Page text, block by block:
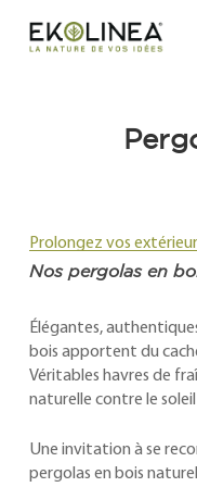
Prolongez vos
Nos pergolas en
Élégantes,
bois apportent du
Véritables havres de
naturelle contre le
Une invitation à se
pergolas en bois